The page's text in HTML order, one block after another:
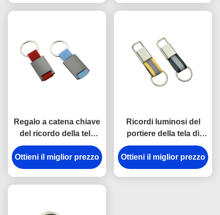
Regalo a catena chiave
del ricordo della tela
dell'incisione laser del
supporto del metallo di
rettangolo
Ottieni il miglior prezzo
Ricordi luminosi del
portiere della tela di
spessore dei
portachiavi a anello
9mm del gancio della
Ottieni il miglior prezzo